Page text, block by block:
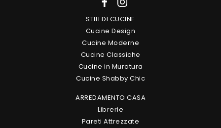
STILI DI CUCINE
Cucine Design
Cucine Moderne
Cucine Classiche
Cucine in Muratura
Cucine Shabby Chic
ARREDAMENTO CASA
Librerie
Pareti Attrezzate